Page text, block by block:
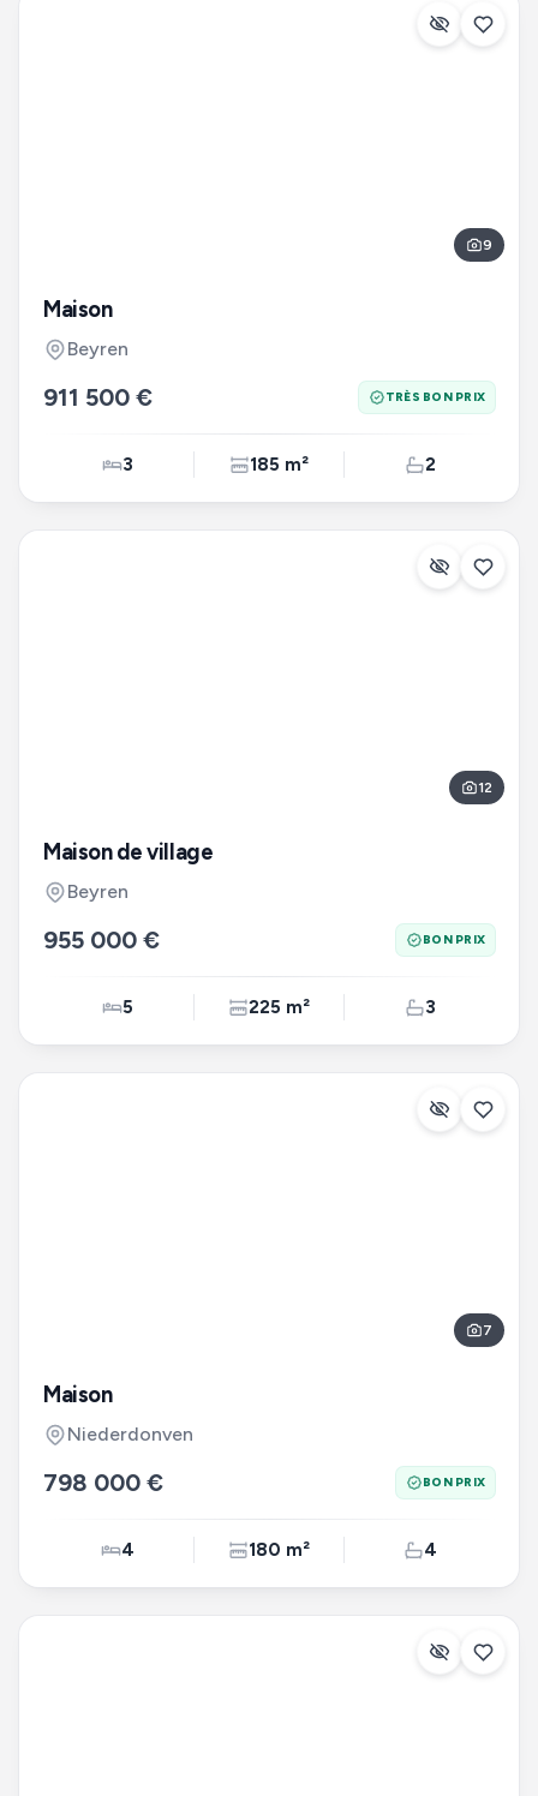
9
Maison
Beyren
911 500 € TRÈS BON PRIX
3 185 m² 2
12
Maison de village
Beyren
955 000 € BON PRIX
5 225 m² 3
7
Maison
Niederdonven
798 000 € BON PRIX
4 180 m² 4